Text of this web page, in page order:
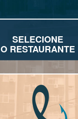
SELECIONE
O RESTAURANTE